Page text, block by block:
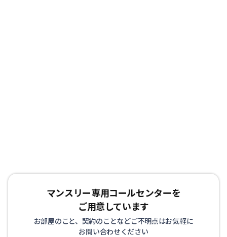
マンスリー専用コールセンターを
ご用意しています
お部屋のこと、契約のことなどご不明点はお気軽に
お問い合わせください